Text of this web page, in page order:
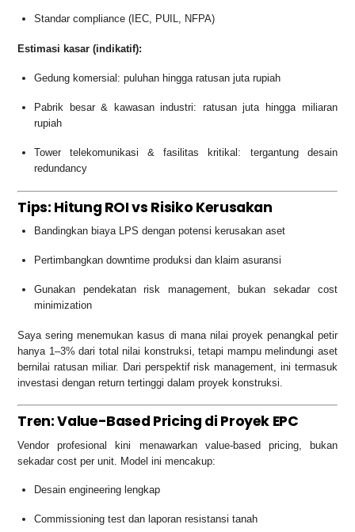
Standar compliance (IEC, PUIL, NFPA)
Estimasi kasar (indikatif):
Gedung komersial: puluhan hingga ratusan juta rupiah
Pabrik besar & kawasan industri: ratusan juta hingga miliaran
rupiah
Tower telekomunikasi & fasilitas kritikal: tergantung desain
redundancy
Tips: Hitung ROI vs Risiko Kerusakan
Bandingkan biaya LPS dengan potensi kerusakan aset
Pertimbangkan downtime produksi dan klaim asuransi
Gunakan pendekatan risk management, bukan sekadar cost
minimization
Saya sering menemukan kasus di mana nilai proyek penangkal petir
hanya 1–3% dari total nilai konstruksi, tetapi mampu melindungi aset
bernilai ratusan miliar. Dari perspektif risk management, ini termasuk
investasi dengan return tertinggi dalam proyek konstruksi.
Tren: Value-Based Pricing di Proyek EPC
Vendor profesional kini menawarkan value-based pricing, bukan
sekadar cost per unit. Model ini mencakup:
Desain engineering lengkap
Commissioning test dan laporan resistansi tanah